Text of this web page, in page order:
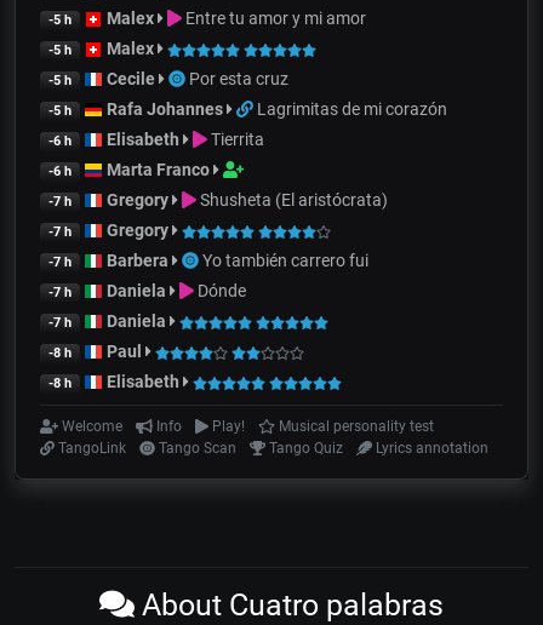
-5 h Malex Entre tu amor y mi amor
-5 h Malex
-5 h Cecile Por esta cruz
-5 h Rafa Johannes Lagrimitas de mi corazón
-6 h Elisabeth Tierrita
-6 h Marta Franco
-7 h Gregory Shusheta (El aristócrata)
-7 h Gregory
-7 h Barbera Yo también carrero fui
-7 h Daniela Dónde
-7 h Daniela
-8 h Paul
-8 h Elisabeth
Welcome Info Play!
Musical personality test
TangoLink
Tango Scan Tango Quiz Lyrics annotation
About Cuatro palabras